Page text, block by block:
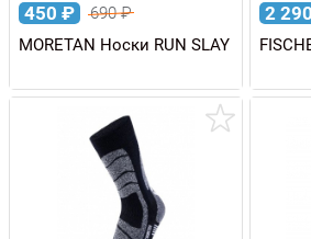
450 ₽ 690₽
MORETAN Носки RUN SLAY
2 290